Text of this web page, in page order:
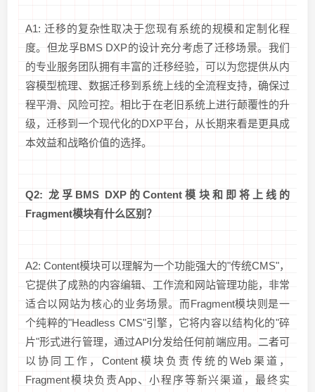
A1: 迁移的复杂性取决于您现有系统的规模和定制化程
度。但龙孚BMS DXP的设计充分考虑了迁移场景。我们
的专业服务团队拥有丰富的迁移经验，可以为您提供从内
容模型梳理、数据迁移到系统上线的全流程支持，确保过
程平滑、风险可控。相比于在老旧系统上进行颠覆性的升
级，迁移到一个现代化的DXP平台，从长期来看是更具成
本效益和战略价值的选择。
Q2: 龙孚BMS DXP的Content模块和即将上线的
Fragment模块有什么区别？
A2: Content模块可以理解为一个功能强大的"传统CMS"，
它提供了成熟的内容编辑、工作流和网站管理功能，非常
适合以网站为核心的业务场景。而Fragment模块则是一
个纯粹的"Headless CMS"引擎，它将内容以结构化的"碎
片"形式进行管理，通过API分发给任何前端应用。二者可
以协同工作，Content模块负责传统的Web渠道，
Fragment模块负责App、小程序等新兴渠道，最终实